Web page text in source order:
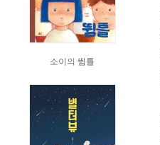
소이의 뜀틀